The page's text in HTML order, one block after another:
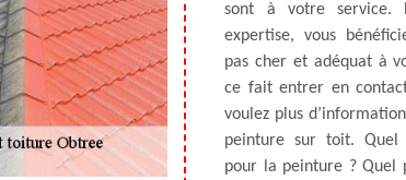
sont à votre service.
expertise, vous
pas cher et adéquat à
ce fait entrer en
voulez plus
peinture sur toit. Quel
pour la peinture ? Quel